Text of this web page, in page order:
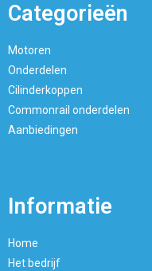
Categorieën
Motoren
Onderdelen
Cilinderkoppen
Commonrail onderdelen
Aanbiedingen
Informatie
Home
Het bedrijf